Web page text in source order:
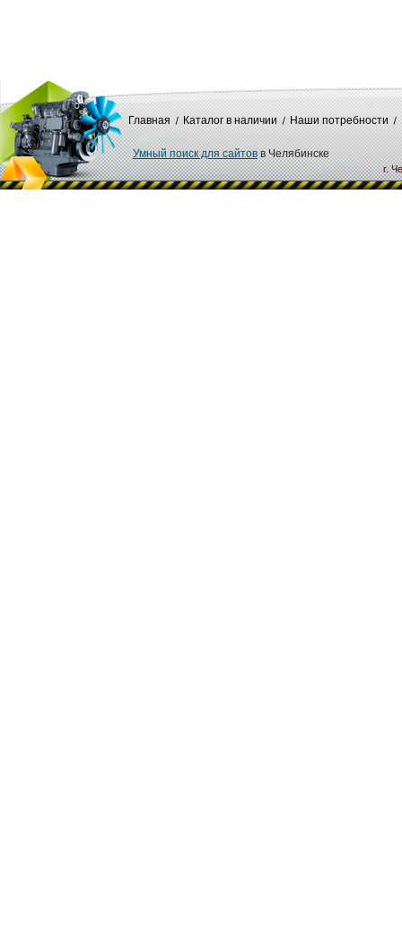
Главная Каталог в наличии Наши потребности
Умный поиск для сайтовв Челябинске
г.